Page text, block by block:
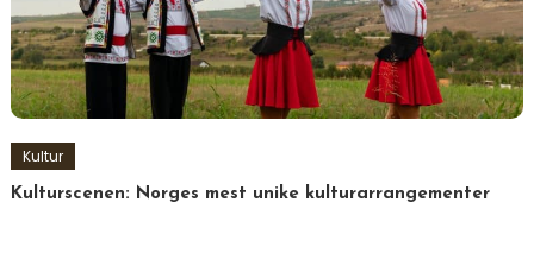
Kultur
Kulturscenen: Norges mest unike kulturarrangementer